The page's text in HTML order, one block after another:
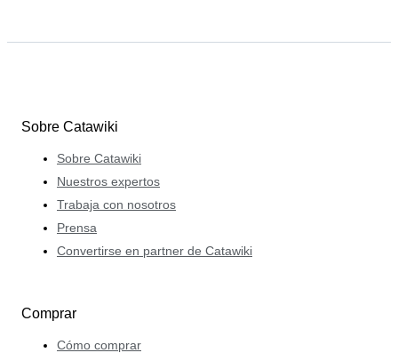
Sobre Catawiki
Sobre Catawiki
Nuestros expertos
Trabaja con nosotros
Prensa
Convertirse en partner de Catawiki
Comprar
Cómo comprar